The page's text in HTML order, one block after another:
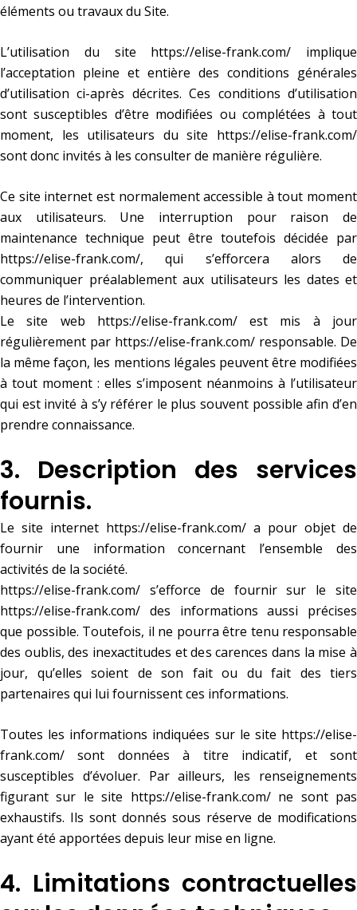
éléments ou travaux du Site.
L’utilisation du site https://elise-frank.com/ implique
l’acceptation pleine et entière des conditions générales
d’utilisation ci-après décrites. Ces conditions d’utilisation
sont susceptibles d’être modifiées ou complétées à tout
moment, les utilisateurs du site https://elise-frank.com/
sont donc invités à les consulter de manière régulière.
Ce site internet est normalement accessible à tout moment
aux utilisateurs. Une interruption pour raison de
maintenance technique peut être toutefois décidée par
https://elise-frank.com/, qui s’efforcera alors de
communiquer préalablement aux utilisateurs les dates et
heures de l’intervention.
Le site web https://elise-frank.com/est mis à jour
régulièrement par https://elise-frank.com/ responsable. De
la même façon, les mentions légales peuvent être modifiées
à tout moment : elles s’imposent néanmoins à l’utilisateur
qui est invité à s’y référer le plus souvent possible afin d’en
prendre connaissance.
3. Description des services
fournis.
Le site internet https://elise-frank.com/ a pour objet de
fournir une information concernant l’ensemble des
activités de la société.
https://elise-frank.com/ s’efforce de fournir sur le site
https://elise-frank.com/ des informations aussi précises
que possible. Toutefois, il ne pourra être tenu responsable
des oublis, des inexactitudes et des carences dans la mise à
jour, qu’elles soient de son fait ou du fait des tiers
partenaires qui lui fournissent ces informations.
Toutes les informations indiquées sur le site https://elise-
frank.com/ sont données à titre indicatif, et sont
susceptibles d’évoluer. Par ailleurs, les renseignements
figurant sur le site https://elise-frank.com/ne sont pas
exhaustifs. Ils sont donnés sous réserve de modifications
ayant été apportées depuis leur mise en ligne.
4. Limitations contractuelles